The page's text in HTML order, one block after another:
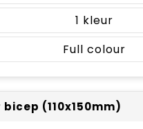
1
Full colour
bicep (110x150mm)